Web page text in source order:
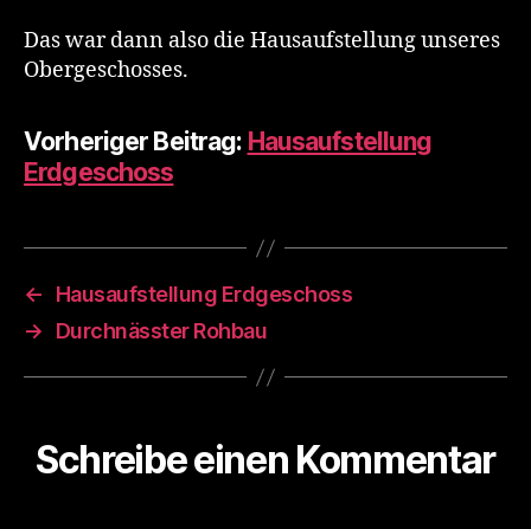
Das war dann also die Hausaufstellung unseres
Obergeschosses.
Vorheriger Beitrag: Hausaufstellung
Erdgeschoss
←
Hausaufstellung Erdgeschoss
→
Durchnässter Rohbau
Schreibe einen Kommentar